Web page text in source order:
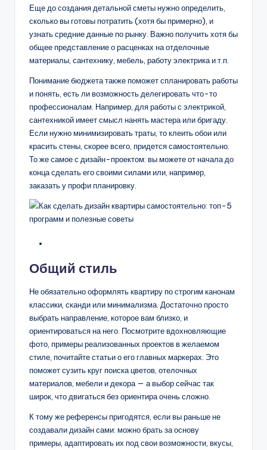
Еще до создания детальной сметы нужно определить,
сколько вы готовы потратить (хотя бы примерно), и
узнать средние данные по рынку. Важно получить хотя бы
общее представление о расценках на отделочные
материалы, сантехнику, мебель, работу электрика и т.п.
Понимание бюджета также поможет спланировать работы
и понять, есть ли возможность делегировать что-то
профессионалам. Например, для работы с электрикой,
сантехникой имеет смысл нанять мастера или бригаду.
Если нужно минимизировать траты, то клеить обои или
красить стены, скорее всего, придется самостоятельно.
То же самое с дизайн-проектом: вы можете от начала до
конца сделать его своими силами или, например,
заказать у профи планировку.
Общий стиль
Не обязательно оформлять квартиру по строгим канонам
классики, сканди или минимализма. Достаточно просто
выбрать направление, которое вам близко, и
ориентироваться на него. Посмотрите вдохновляющие
фото, примеры реализованных проектов в желаемом
стиле, почитайте статьи о его главных маркерах. Это
поможет сузить круг поиска цветов, отелочных
материалов, мебели и декора — а выбор сейчас так
широк, что двигаться без ориентира очень сложно.
К тому же референсы пригодятся, если вы раньше не
создавали дизайн сами: можно брать за основу
примеры, адаптировать их под свои возможности, вкусы,